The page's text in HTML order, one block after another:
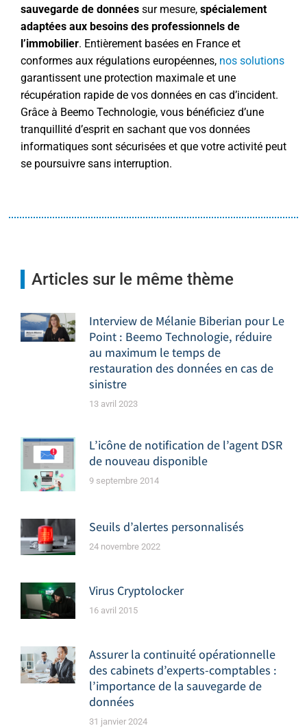
sauvegarde de données sur mesure, spécialement
adaptées aux besoins des professionnels de
l’immobilier. Entièrement basées en France et
conformes aux régulations européennes, nos solutions
garantissent une protection maximale et une
récupération rapide de vos données en cas d’incident.
Grâce à Beemo Technologie, vous bénéficiez d’une
tranquillité d’esprit en sachant que vos données
informatiques sont sécurisées et que votre activité peut
se poursuivre sans interruption.
Articles sur le même thème
Interview de Mélanie Biberian pour Le
Point : Beemo Technologie, réduire
au maximum le temps de
restauration des données en cas de
sinistre
13 avril 2023
L’icône de notification de l’agent DSR
de nouveau disponible
9 septembre 2014
Seuils d’alertes personnalisés
24 novembre 2022
Virus Cryptolocker
16 avril 2015
Assurer la continuité opérationnelle
des cabinets d’experts-comptables :
l’importance de la sauvegarde de
données
31 janvier 2024